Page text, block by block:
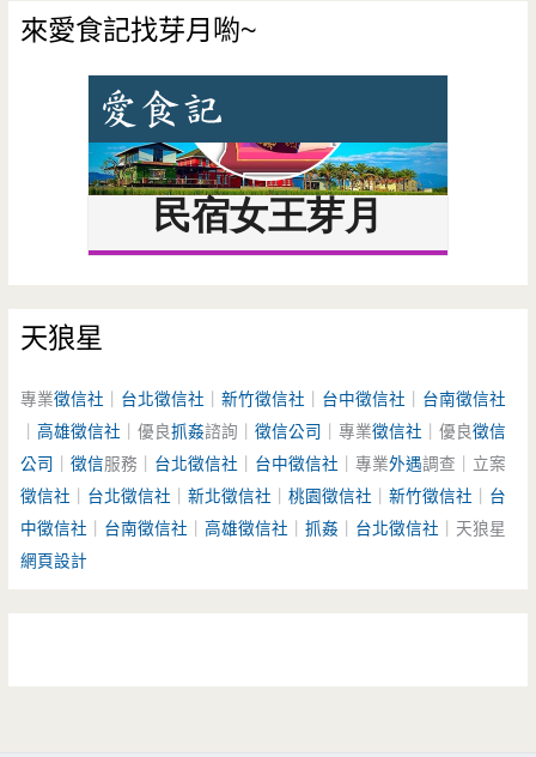
來愛食記找芽月喲~
天狼星
專業徵信社 台北徵信社 ｜新竹徵信社 台中徵信社
台南徵信社
｜高雄徵信社 ｜優良抓姦諮詢｜徵信公司 ｜專業徵信社 ｜優良徵信
公司 ｜徵信服務｜ 台北徵信社 台中徵信社 ｜專業外遇調查｜立案
徵信社
台北徵信社 ｜新北徵信社 ｜桃園徵信社 ｜新竹徵信社
台
中徵信社
台南徵信社 ｜高雄徵信社 ｜抓姦 台北徵信社 ｜天狼星
網頁設計